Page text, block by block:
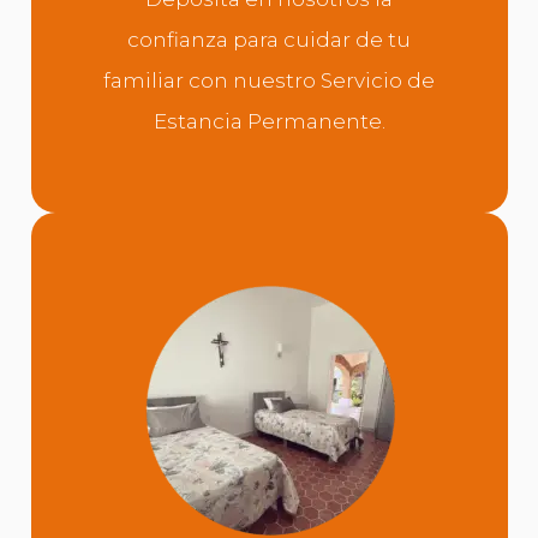
confianza para cuidar de tu
familiar con nuestro Servicio de
Estancia Permanente.
ESTANCIA
PERMANENTE